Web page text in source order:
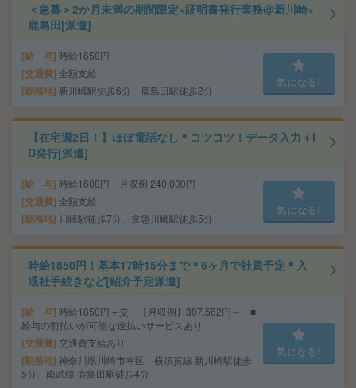
＜急募＞2か月未満の期間限定×証明書発行業務@新川崎×
鹿島田[派遣]
給 与 時給1650円
交通費 全額支給
勤務地 新川崎駅徒歩6分、鹿島田駅徒歩2分
気になる!
【在宅週2日！】ほぼ電話なし＊コツコツ！データ入力＋I
D発行[派遣]
給 与 時給1600円 月収例 240,000円
交通費 全額支給
勤務地 川崎駅徒歩7分、京急川崎駅徒歩5分
気になる!
時給1850円！基本17時15分まで＊6ヶ月で社員予定＊入
退社手続きなど[紹介予定派遣]
給 与 時給1850円＋交 【月収例】307,562円～ ■
給与の前払いが可能な速払いサービスあり
交通費 交通費支給あり
勤務地 神奈川県川崎市幸区 横須賀線 新川崎駅徒歩
5分、南武線 鹿島田駅徒歩4分
気になる!